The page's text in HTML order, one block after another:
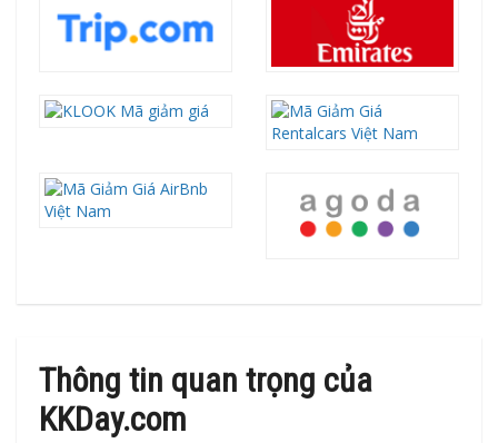
Thông tin quan trọng của
KKDay.com